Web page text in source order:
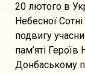
20 лютого в
Небесної
подвигу
пам’яті
Донбаському